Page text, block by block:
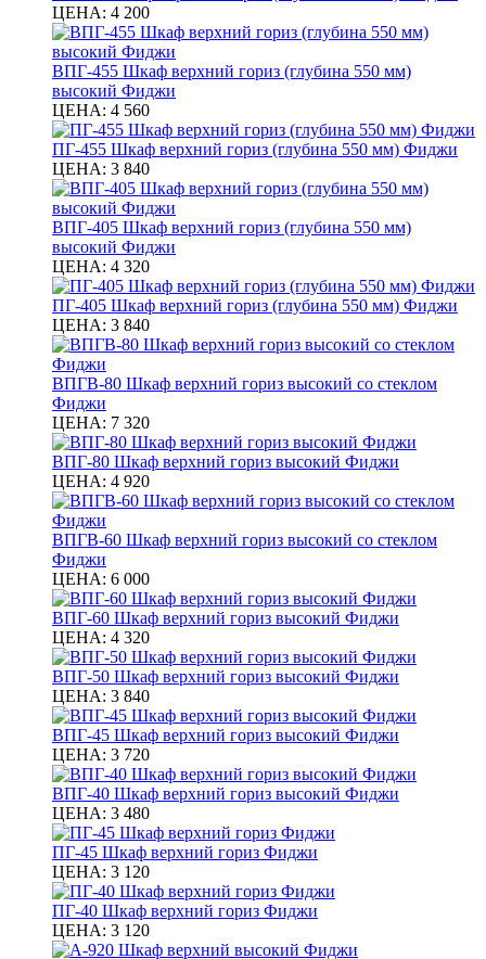
ЦЕНА: 4 200
ВПГ-455 Шкаф верхний гориз (глубина 550 мм)
высокий Фиджи
ЦЕНА: 4 560
ПГ-455 Шкаф верхний гориз (глубина 550 мм) Фиджи
ЦЕНА: 3 840
ВПГ-405 Шкаф верхний гориз (глубина 550 мм)
высокий Фиджи
ЦЕНА: 4 320
ПГ-405 Шкаф верхний гориз (глубина 550 мм) Фиджи
ЦЕНА: 3 840
ВПГВ-80 Шкаф верхний гориз высокий со стеклом
Фиджи
ЦЕНА: 7 320
ВПГ-80 Шкаф верхний гориз высокий Фиджи
ЦЕНА: 4 920
ВПГВ-60 Шкаф верхний гориз высокий со стеклом
Фиджи
ЦЕНА: 6 000
ВПГ-60 Шкаф верхний гориз высокий Фиджи
ЦЕНА: 4 320
ВПГ-50 Шкаф верхний гориз высокий Фиджи
ЦЕНА: 3 840
ВПГ-45 Шкаф верхний гориз высокий Фиджи
ЦЕНА: 3 720
ВПГ-40 Шкаф верхний гориз высокий Фиджи
ЦЕНА: 3 480
ПГ-45 Шкаф верхний гориз Фиджи
ЦЕНА: 3 120
ПГ-40 Шкаф верхний гориз Фиджи
ЦЕНА: 3 120